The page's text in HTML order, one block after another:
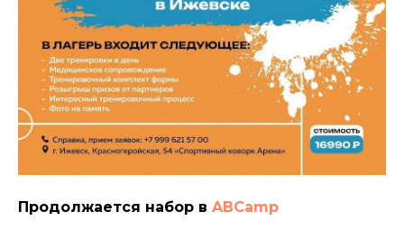
Продолжается набор в ABCamp